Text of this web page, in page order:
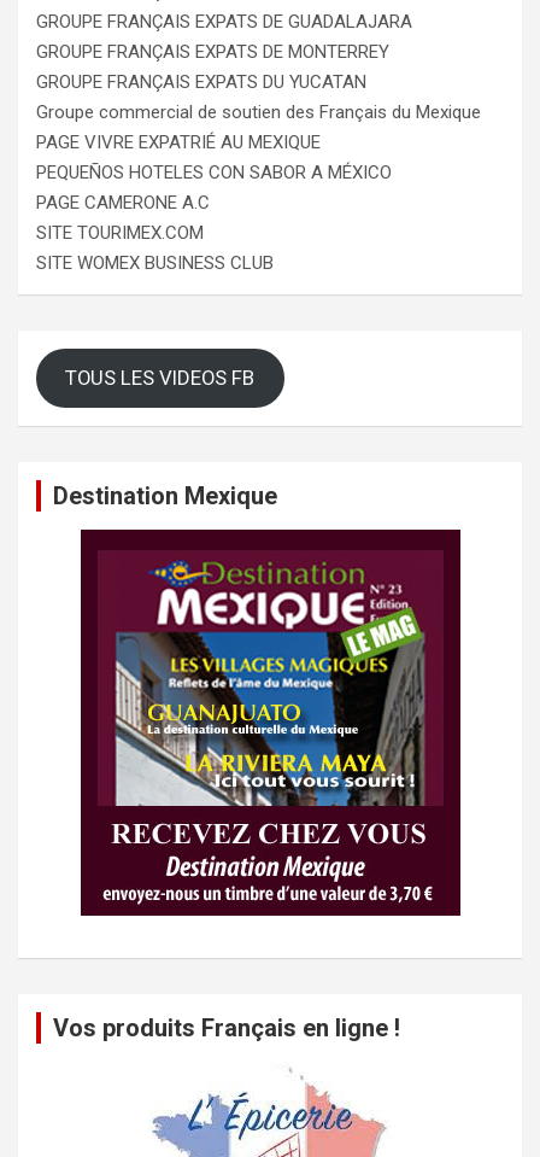
GROUPE FRANÇAIS EXPATS DE GUADALAJARA
GROUPE FRANÇAIS EXPATS DE MONTERREY
GROUPE FRANÇAIS EXPATS DU YUCATAN
Groupe commercial de soutien des Français du Mexique
PAGE VIVRE EXPATRIÉ AU MEXIQUE
PEQUEÑOS HOTELES CON SABOR A MÉXICO
PAGE CAMERONE A.C
SITE TOURIMEX.COM
SITE WOMEX BUSINESS CLUB
TOUS LES VIDEOS FB
Destination Mexique
Vos produits Français en ligne !